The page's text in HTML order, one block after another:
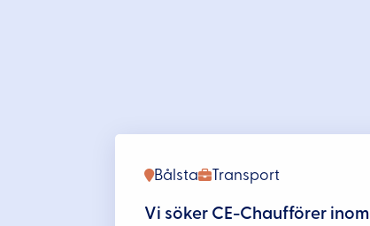
Transport
Bålsta
Vi söker CE-Chaufförer inom